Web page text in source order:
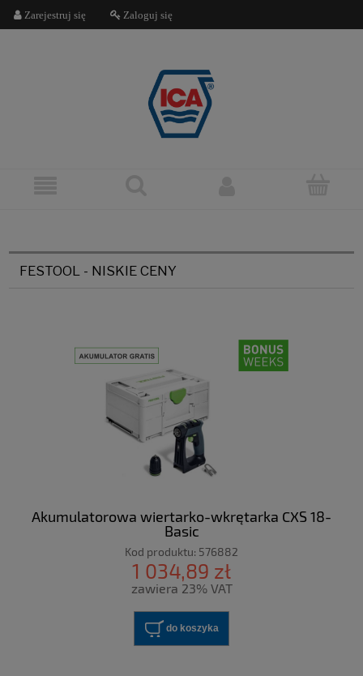
Zarejestruj się Zaloguj się
FESTOOL - NISKIE CENY
Akumulatorowa wiertarko-wkrętarka CXS 18-
Basic
Kod produktu: 576882
1 034,89 zł
zawiera 23% VAT
do koszyka